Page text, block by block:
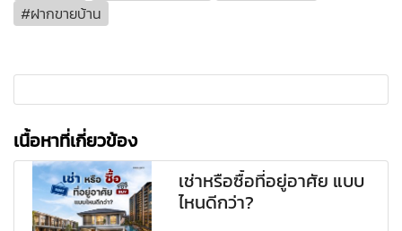
#ฝากขายบ้าน
เนื้อหาที่เกี่ยวข้อง
เช่าหรือซื้อที่อยู่อาศัย แบบ
ไหนดีกว่า?